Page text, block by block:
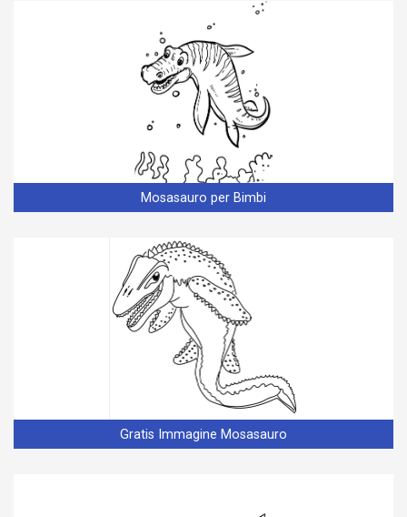
Mosasauro per Bimbi
Gratis Immagine Mosasauro